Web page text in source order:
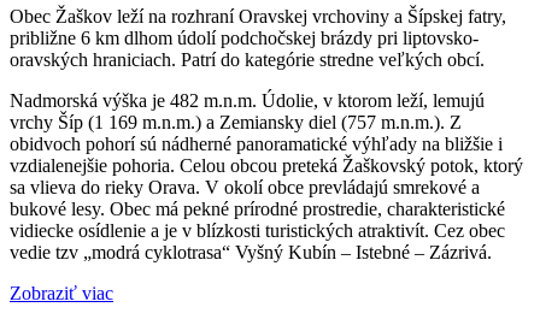
Obec Žaškov leží na rozhraní Oravskej vrchoviny a Šípskej fatry,
približne 6 km dlhom údolí podchočskej brázdy pri liptovsko-
oravských hraniciach. Patrí do kategórie stredne veľkých obcí.
Nadmorská výška je 482 m.n.m. Údolie, v ktorom leží, lemujú
vrchy Šíp (1 169 m.n.m.) a Zemiansky diel (757 m.n.m.). Z
obidvoch pohorí sú nádherné panoramatické výhľady na bližšie i
vzdialenejšie pohoria. Celou obcou preteká Žaškovský potok, ktorý
sa vlieva do rieky Orava. V okolí obce prevládajú smrekové a
bukové lesy. Obec má pekné prírodné prostredie, charakteristické
vidiecke osídlenie a je v blízkosti turistických atraktivít. Cez obec
vedie tzv „modrá cyklotrasa“ Vyšný Kubín – Istebné – Zázrivá.
Zobraziť viac